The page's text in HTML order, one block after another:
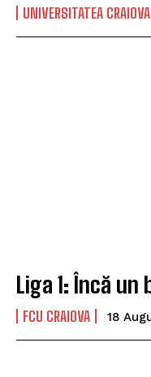
UNIVERSITATEA CRAIOVA
Liga 1: Încă un
FCU CRAIOVA 18